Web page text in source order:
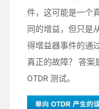
件，这可能是一个
同的增益，但只是
得增益器事件的通
真正的故障？ 答案
OTDR 测试。